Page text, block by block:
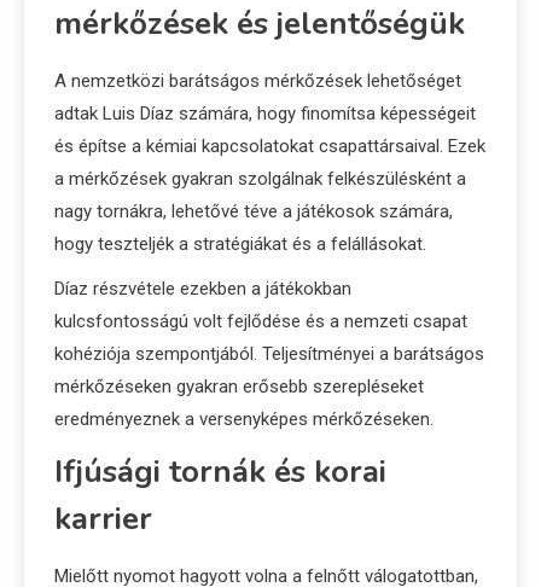
mérkőzések és jelentőségük
A nemzetközi barátságos mérkőzések lehetőséget
adtak Luis Díaz számára, hogy finomítsa képességeit
és építse a kémiai kapcsolatokat csapattársaival. Ezek
a mérkőzések gyakran szolgálnak felkészülésként a
nagy tornákra, lehetővé téve a játékosok számára,
hogy teszteljék a stratégiákat és a felállásokat.
Díaz részvétele ezekben a játékokban
kulcsfontosságú volt fejlődése és a nemzeti csapat
kohéziója szempontjából. Teljesítményei a barátságos
mérkőzéseken gyakran erősebb szerepléseket
eredményeznek a versenyképes mérkőzéseken.
Ifjúsági tornák és korai
karrier
Mielőtt nyomot hagyott volna a felnőtt válogatottban,